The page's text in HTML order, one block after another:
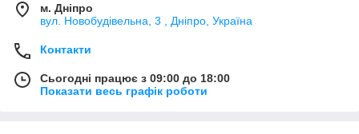
м. Дніпро
вул. Новобудівельна, 3 , Дніпро, Україна
Контакти
Сьогодні працює з 09:00 до 18:00
Показати весь графік роботи